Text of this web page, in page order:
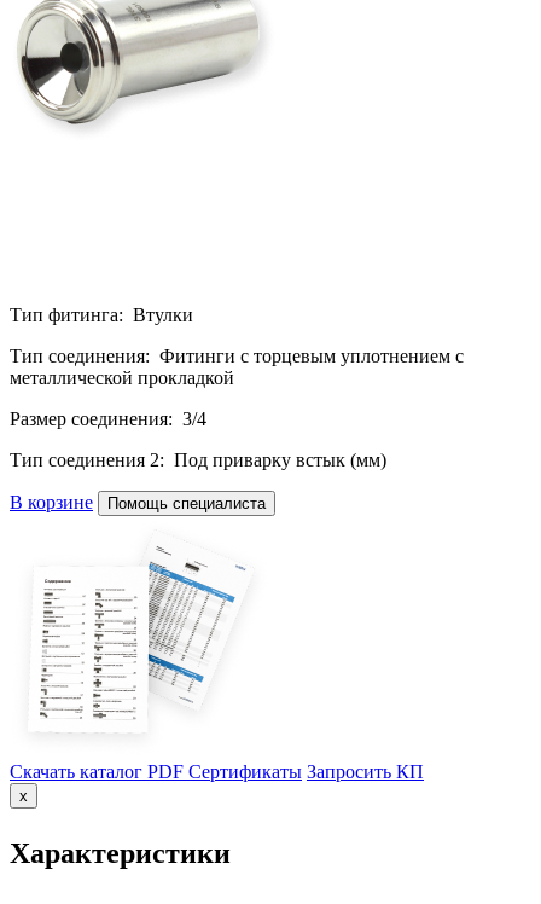
Тип фитинга: Втулки
Тип соединения: Фитинги с торцевым уплотнением с
металлической прокладкой
Размер соединения: 3/4
Тип соединения 2: Под приварку встык (мм)
В корзине Помощь специалиста
Скачать каталог PDF Сертификаты Запросить КП
x
Характеристики